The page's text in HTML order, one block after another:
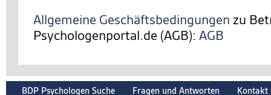
Allgemeine Geschäftsbedingungen zu
Psychologenportal.de (AGB): AGB
BDP Psychologen Suche Fragen und Antworten Kontakt